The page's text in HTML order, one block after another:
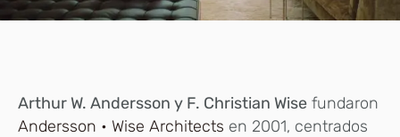
Arthur W. Andersson y F. Christian Wise fundaron
Andersson • Wise Architects en 2001, centrados